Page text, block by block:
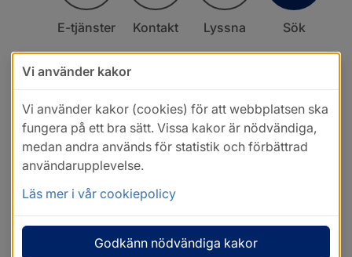
E-tjänster Kontakt Lyssna Sök
Vi använder kakor
Vi använder kakor (cookies) för att webbplatsen ska
fungera på ett bra sätt. Vissa kakor är nödvändiga,
medan andra används för statistik och förbättrad
användarupplevelse.
Läs mer i vår cookiepolicy
Godkänn nödvändiga kakor